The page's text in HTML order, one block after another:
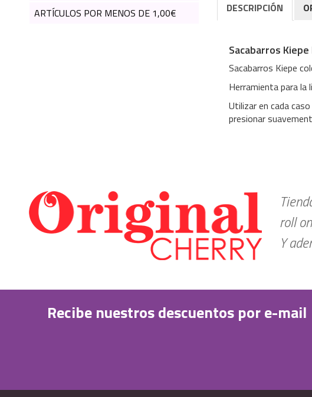
ARTÍCULOS POR MENOS DE 1,00€
DESCRIPCIÓN
Sacabarros
Sacabarros Kiepe
Herramienta para
Utilizar en cada
presionar
roll
Y
Recibe nuestros descuentos por e-mail